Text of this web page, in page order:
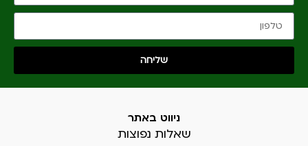
שליחה
ניווט באתר
שאלות נפוצות